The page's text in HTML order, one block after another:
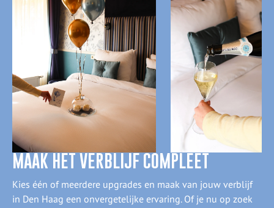
MAAK HET VERBLIJF COMPLEET
Kies één of meerdere upgrades en maak van jouw verblijf
in Den Haag een onvergetelijke ervaring. Of je nu op zoek